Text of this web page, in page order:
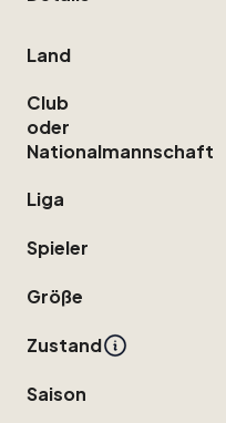
Land
Club
oder
Nationalmannschaft
Liga
Spieler
Größe
Zustand
Saison